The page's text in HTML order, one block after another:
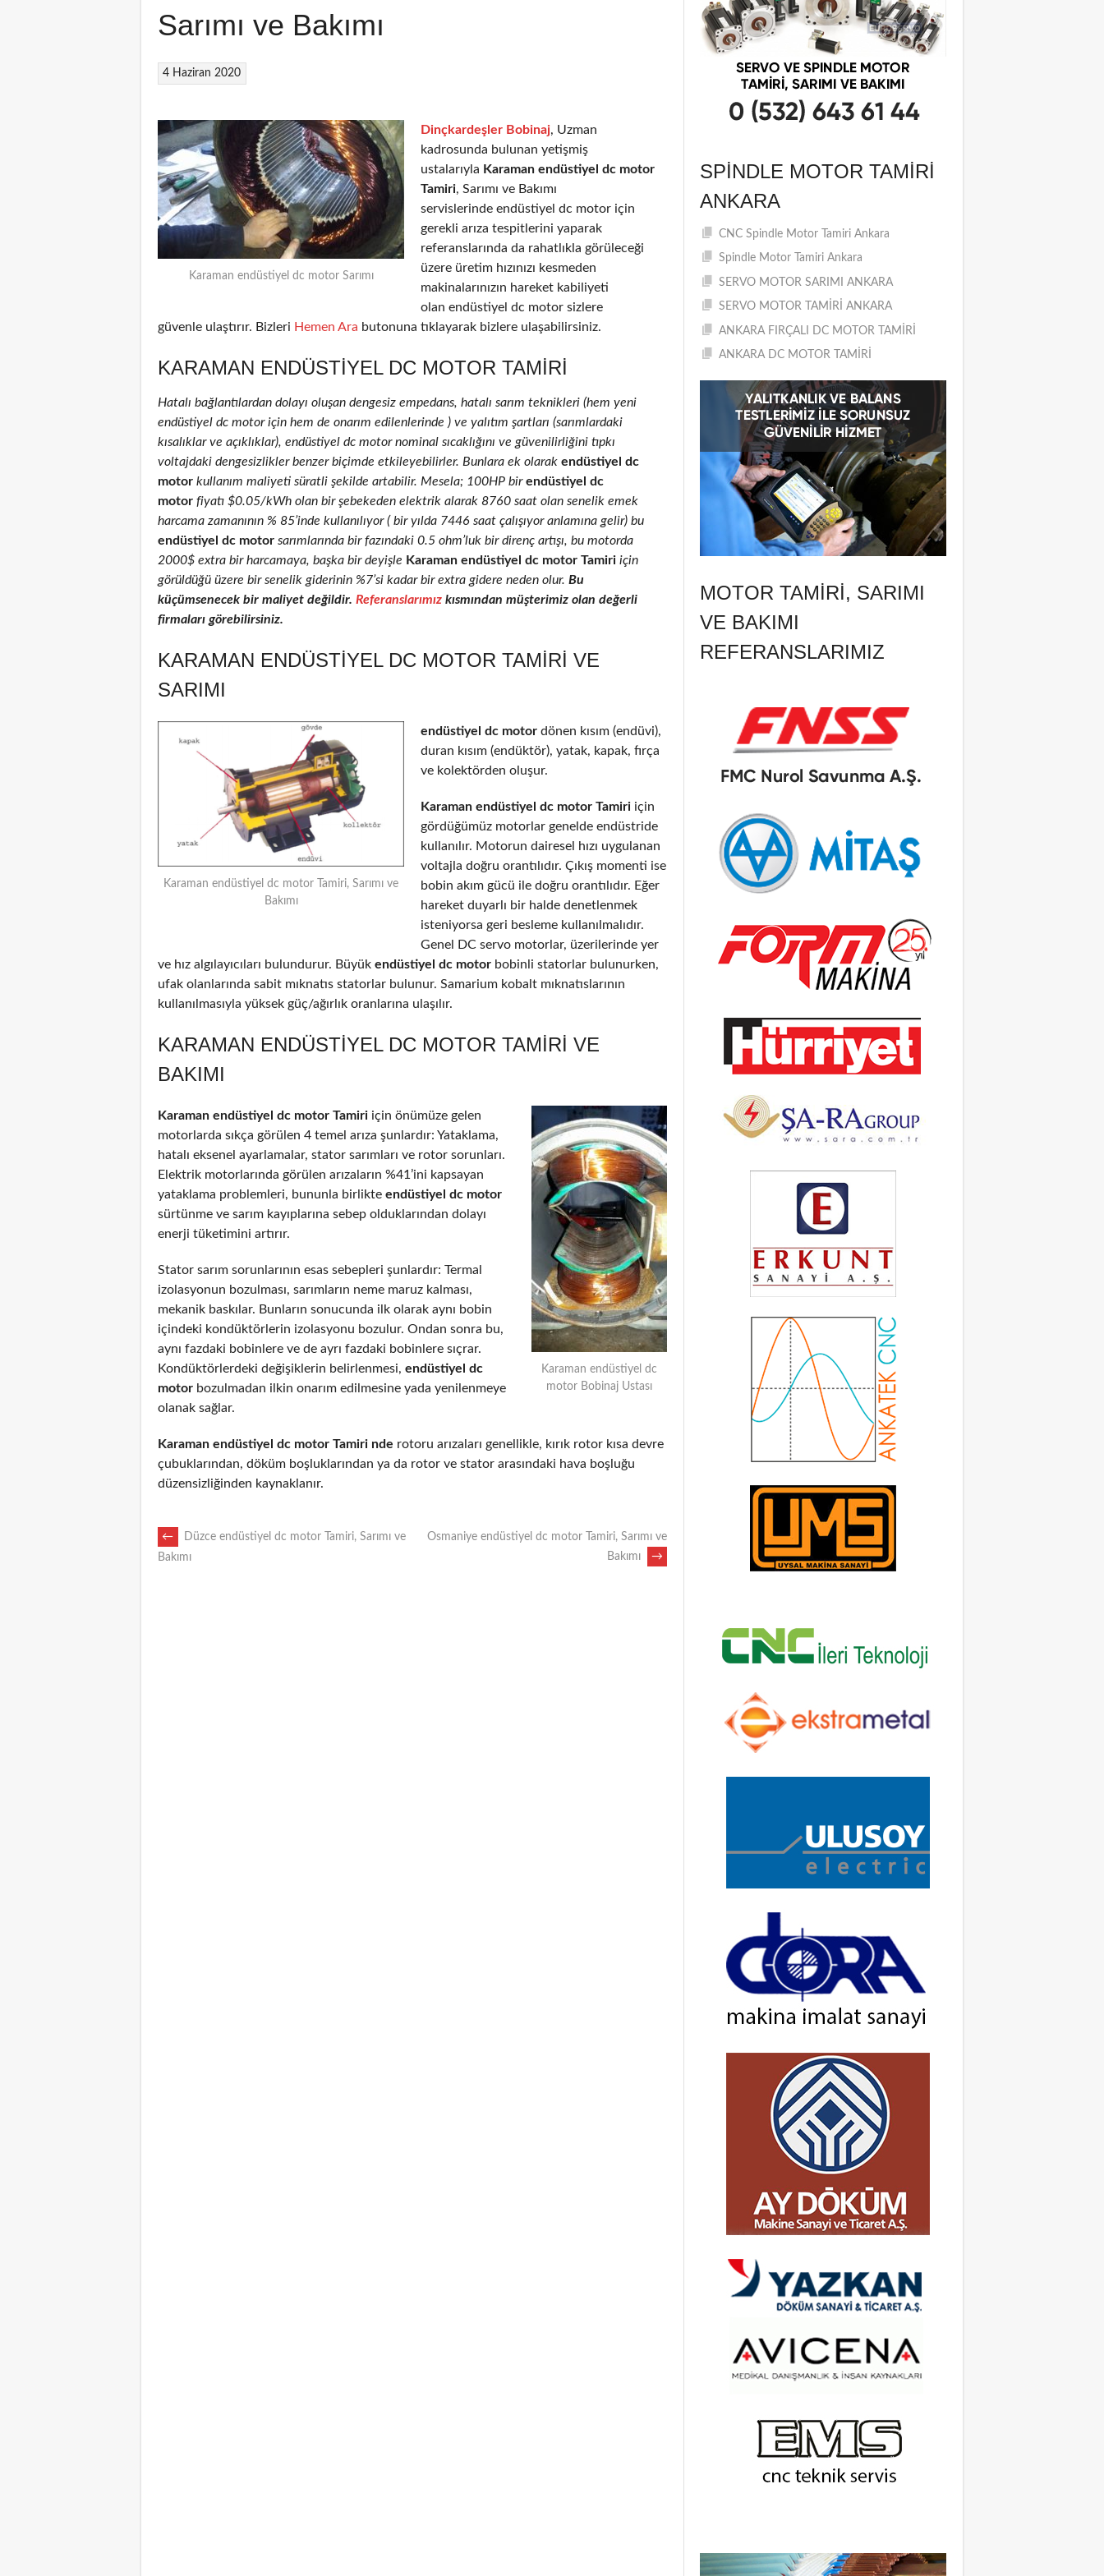
Sarımı ve Bakımı
4 Haziran 2020
Karaman endüstiyel dc motor Sarımı
Dinçkardeşler Bobinaj, Uzman
kadrosunda bulunan yetişmiş
ustalarıyla Karaman endüstiyel dc motor
Tamiri, Sarımı ve Bakımı
servislerinde endüstiyel dc motor için
gerekli arıza tespitlerini yaparak
referanslarında da rahatlıkla görüleceği
üzere üretim hızınızı kesmeden
makinalarınızın hareket kabiliyeti
olan endüstiyel dc motor sizlere
güvenle ulaştırır. Bizleri Hemen Ara butonuna tıklayarak bizlere ulaşabilirsiniz.
KARAMAN ENDÜSTIYEL DC MOTOR TAMIRI
Hatalı bağlantılardan dolayı oluşan dengesiz empedans, hatalı sarım teknikleri (hem yeni
endüstiyel dc motor için hem de onarım edilenlerinde ) ve yalıtım şartları (sarımlardaki
kısalıklar ve açıklıklar), endüstiyel dc motor nominal sıcaklığını ve güvenilirliğini tıpkı
voltajdaki dengesizlikler benzer biçimde etkileyebilirler. Bunlara ek olarak endüstiyel dc
motor kullanım maliyeti süratli şekilde artabilir. Mesela; 100HP birendüstiyel dc
motor fiyatı $0.05/kWh olan bir şebekeden elektrik alarak 8760 saat olan senelik emek
harcama zamanının % 85’inde kullanılıyor ( bir yılda 7446 saat çalışıyor anlamına gelir) bu
endüstiyel dc motor sarımlarında bir fazındaki 0.5 ohm’luk bir direnç artışı, bu motorda
2000$ extra bir harcamaya, başka bir deyişle Karaman endüstiyel dc motor Tamiri için
görüldüğü üzere bir senelik giderinin %7’si kadar bir extra gidere neden olur. Bu
küçümsenecek bir maliyet değildir. Referanslarımız kısmından müşterimiz olan değerli
firmaları görebilirsiniz.
KARAMAN ENDÜSTIYEL DC MOTOR TAMIRI VE
SARIMI
Karaman endüstiyel dc motor Tamiri, Sarımı ve
Bakımı
endüstiyel dc motor dönen kısım (endüvi),
duran kısım (endüktör), yatak, kapak, fırça
ve kolektörden oluşur.
Karaman endüstiyel dc motor Tamiri için
gördüğümüz motorlar genelde endüstride
kullanılır. Motorun dairesel hızı uygulanan
voltajla doğru orantılıdır. Çıkış momenti ise
bobin akım gücü ile doğru orantılıdır. Eğer
hareket duyarlı bir halde denetlenmek
isteniyorsa geri besleme kullanılmalıdır.
Genel DC servo motorlar, üzerilerinde yer
ve hız algılayıcıları bulundurur. Büyük endüstiyel dc motor bobinli statorlar bulunurken,
ufak olanlarında sabit mıknatıs statorlar bulunur. Samarium kobalt mıknatıslarının
kullanılmasıyla yüksek güç/ağırlık oranlarına ulaşılır.
KARAMAN ENDÜSTIYEL DC MOTOR TAMIRI VE
BAKIMI
Karaman endüstiyel dc
motor Bobinaj Ustası
Karaman endüstiyel dc motor Tamiri için önümüze gelen
motorlarda sıkça görülen 4 temel arıza şunlardır: Yataklama,
hatalı eksenel ayarlamalar, stator sarımları ve rotor sorunları.
Elektrik motorlarında görülen arızaların %41’ini kapsayan
yataklama problemleri, bununla birlikte endüstiyel dc motor
sürtünme ve sarım kayıplarına sebep olduklarından dolayı
enerji tüketimini artırır.
Stator sarım sorunlarının esas sebepleri şunlardır: Termal
izolasyonun bozulması, sarımların neme maruz kalması,
mekanik baskılar. Bunların sonucunda ilk olarak aynı bobin
içindeki kondüktörlerin izolasyonu bozulur. Ondan sonra bu,
aynı fazdaki bobinlere ve de ayrı fazdaki bobinlere sıçrar.
Kondüktörlerdeki değişiklerin belirlenmesi, endüstiyel dc
motor bozulmadan ilkin onarım edilmesine yada yenilenmeye
olanak sağlar.
Karaman endüstiyel dc motor Tamiri nde rotoru arızaları genellikle, kırık rotor kısa devre
çubuklarından, döküm boşluklarından ya da rotor ve stator arasındaki hava boşluğu
düzensizliğinden kaynaklanır.
POST
←
Düzce endüstiyel dc motor Tamiri, Sarımı ve
Bakımı
Osmaniye endüstiyel dc motor Tamiri, Sarımı ve
Bakımı
→
SPINDLE MOTOR TAMIRI
ANKARA
CNC Spindle Motor Tamiri Ankara
Spindle Motor Tamiri Ankara
SERVO MOTOR SARIMI ANKARA
SERVO MOTOR TAMİRİ ANKARA
ANKARA FIRÇALI DC MOTOR TAMİRİ
ANKARA DC MOTOR TAMİRİ
MOTOR TAMIRI, SARIMI
VE BAKIMI
REFERANSLARIMIZ